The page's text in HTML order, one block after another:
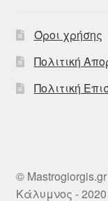
Όροι χρήσης
Πολιτική
Πολιτική
©
Κάλυμνος - 2020